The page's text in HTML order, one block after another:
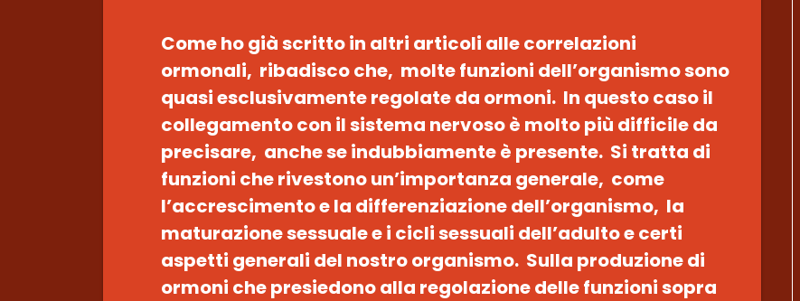
Come ho già scritto in altri articoli alle correlazioni
ormonali, ribadisco che, molte funzioni dell’organismo sono
quasi esclusivamente regolate da ormoni. In questo caso il
collegamento con il sistema nervoso è molto più difficile da
precisare, anche se indubbiamente è presente. Si tratta di
funzioni che rivestono un’importanza generale, come
l’accrescimento e la differenziazione dell’organismo, la
maturazione sessuale e i cicli sessuali dell’adulto e certi
aspetti generali del nostro organismo. Sulla produzione di
ormoni che presiedono alla regolazione delle funzioni sopra